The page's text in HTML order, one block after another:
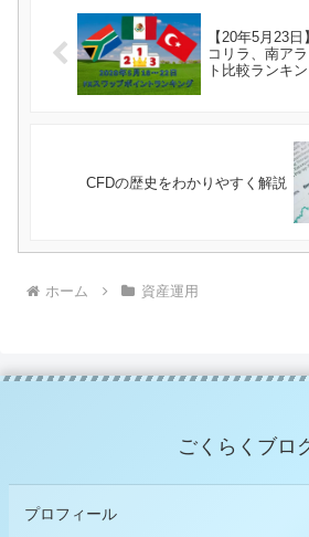
【20年5月23
コリラ、南ア
ト比較ランキ
CFDの歴史をわかりやすく解説
ホーム 資産運用
ごくらくブロ
プロフィール